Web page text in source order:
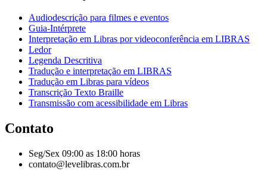
Audiodescrição para filmes e eventos
Guia-Intérprete
Interpretação em Libras por videoconferência em LIBRAS
Ledor
Legenda Descritiva
Tradução e interpretação em LIBRAS
Tradução em Libras para vídeos
Transcrição Texto Braille
Transmissão com acessibilidade em Libras
Contato
Seg/Sex 09:00 as 18:00 horas
contato@levelibras.com.br